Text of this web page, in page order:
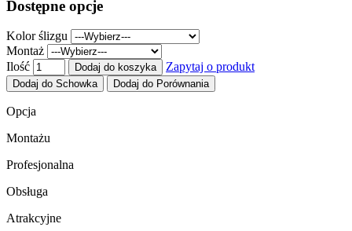
Dostępne opcje
Kolor ślizgu
Montaż
Ilość
Dodaj do koszyka Zapytaj o produkt
Dodaj do Schowka Dodaj do Porównania
Opcja
Montażu
Profesjonalna
Obsługa
Atrakcyjne